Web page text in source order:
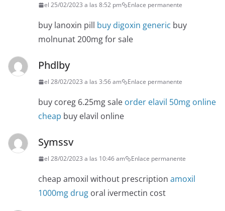
el 25/02/2023 a las 8:52 pm Enlace permanente
buy lanoxin pill buy digoxin generic buy
molnunat 200mg for sale
Phdlby
el 28/02/2023 a las 3:56 am Enlace permanente
buy coreg 6.25mg sale order elavil 50mg online
cheap buy elavil online
Symssv
el 28/02/2023 a las 10:46 am Enlace permanente
cheap amoxil without prescription amoxil
1000mg drug oral ivermectin cost